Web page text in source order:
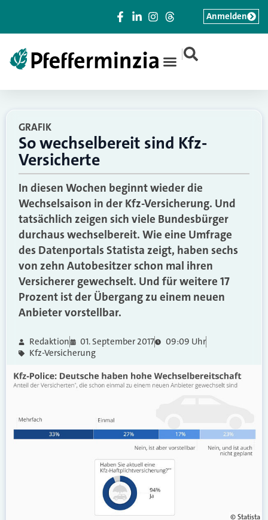
|
Anmelden
GRAFIK
So wechselbereit sind Kfz-
Versicherte
In diesen Wochen beginnt wieder die
Wechselsaison in der Kfz-Versicherung. Und
tatsächlich zeigen sich viele Bundesbürger
durchaus wechselbereit. Wie eine Umfrage
des Datenportals Statista zeigt, haben sechs
von zehn Autobesitzer schon mal ihren
Versicherer gewechselt. Und für weitere 17
Prozent ist der Übergang zu einem neuen
Anbieter vorstellbar.
Redaktion 01. September 2017
09:09 Uhr
Kfz-Versicherung
© Statista